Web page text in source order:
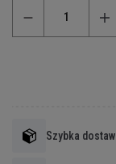
Szybka